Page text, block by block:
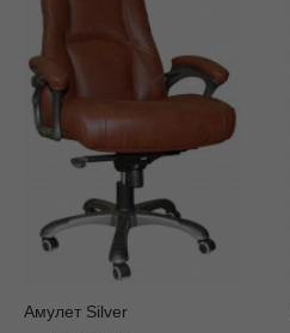
Амулет Silver